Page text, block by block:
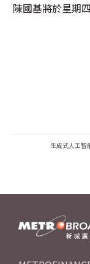
陳國基將於星期
生成式人工智